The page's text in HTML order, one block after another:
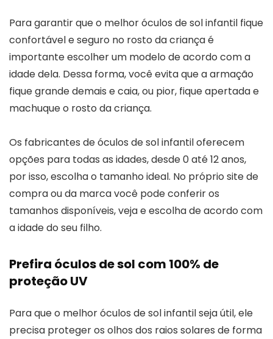
Para garantir que o melhor óculos de sol infantil fique
confortável e seguro no rosto da criança é
importante escolher um modelo de acordo com a
idade dela. Dessa forma, você evita que a armação
fique grande demais e caia, ou pior, fique apertada e
machuque o rosto da criança.
Os fabricantes de óculos de sol infantil oferecem
opções para todas as idades, desde 0 até 12 anos,
por isso, escolha o tamanho ideal. No próprio site de
compra ou da marca você pode conferir os
tamanhos disponíveis, veja e escolha de acordo com
a idade do seu filho.
Prefira óculos de sol com 100% de
proteção UV
Para que o melhor óculos de sol infantil seja útil, ele
precisa proteger os olhos dos raios solares de forma